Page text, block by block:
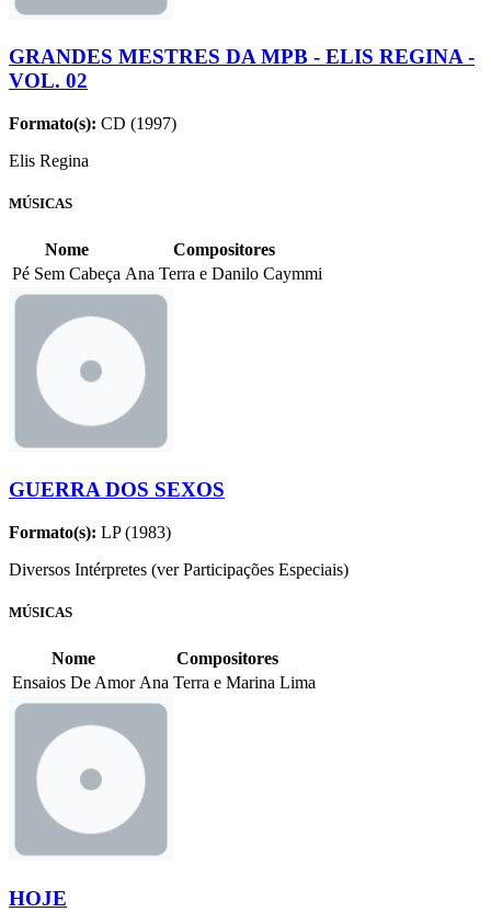
GRANDES MESTRES DA MPB - ELIS REGINA -
VOL. 02
Formato(s): CD (1997)
Elis Regina
MÚSICAS
Nome
Compositores
Pé Sem Cabeça Ana Terra e Danilo Caymmi
GUERRA DOS SEXOS
Formato(s): LP (1983)
Diversos Intérpretes (ver Participações Especiais)
MÚSICAS
Nome
Compositores
Ensaios De Amor Ana Terra e Marina Lima
HOJE